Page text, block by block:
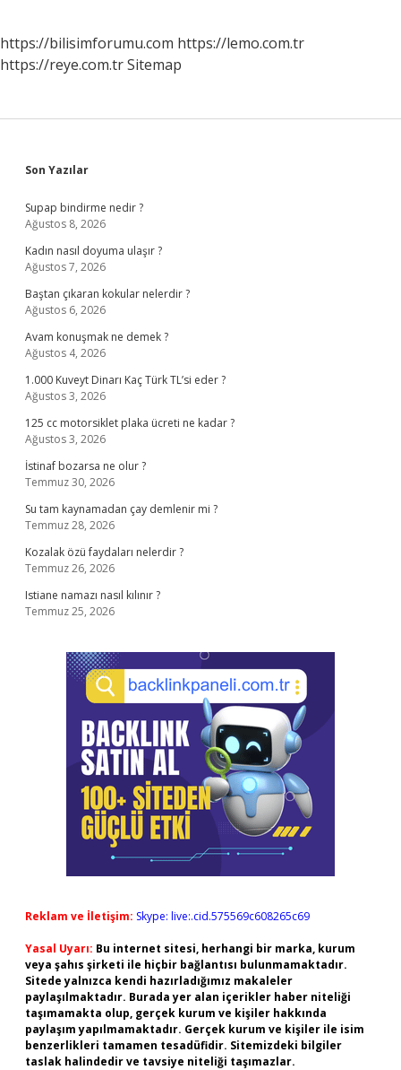
https://bilisimforumu.com https://lemo.com.tr
https://reye.com.trSitemap
Sidebar
Son Yazılar
Supap bindirme nedir ?
Ağustos 8, 2026
Kadın nasıl doyuma ulaşır ?
Ağustos 7, 2026
Baştan çıkaran kokular nelerdir ?
Ağustos 6, 2026
Avam konuşmak ne demek ?
Ağustos 4, 2026
1.000 Kuveyt Dinarı Kaç Türk TL’si eder ?
Ağustos 3, 2026
125 cc motorsiklet plaka ücreti ne kadar ?
Ağustos 3, 2026
İstinaf bozarsa ne olur ?
Temmuz 30, 2026
Su tam kaynamadan çay demlenir mi ?
Temmuz 28, 2026
Kozalak özü faydaları nelerdir ?
Temmuz 26, 2026
Istiane namazı nasıl kılınır ?
Temmuz 25, 2026
Reklam ve İletişim: Skype: live:.cid.575569c608265c69
Yasal Uyarı: Bu internet sitesi, herhangi bir marka, kurum
veya şahıs şirketi ile hiçbir bağlantısı bulunmamaktadır.
Sitede yalnızca kendi hazırladığımız makaleler
paylaşılmaktadır. Burada yer alan içerikler haber niteliği
taşımamakta olup, gerçek kurum ve kişiler hakkında
paylaşım yapılmamaktadır. Gerçek kurum ve kişiler ile isim
benzerlikleri tamamen tesadüfidir. Sitemizdeki bilgiler
taslak halindedir ve tavsiye niteliği taşımazlar.